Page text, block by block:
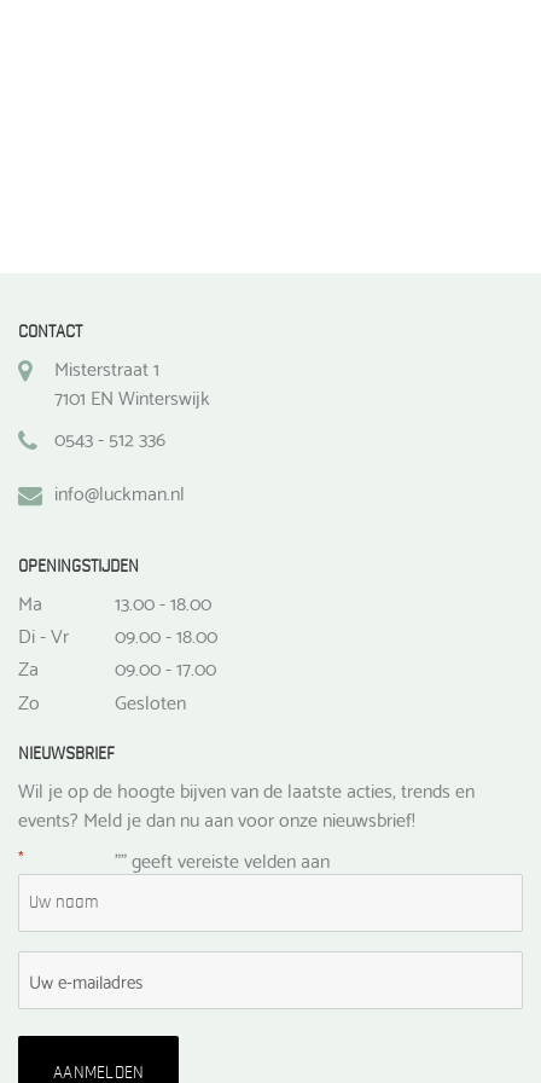
CONTACT
Misterstraat 1
7101 EN Winterswijk
0543 - 512 336
info@luckman.nl
OPENINGSTIJDEN
Ma
13.00 - 18.00
Di - Vr
09.00 - 18.00
Za
09.00 - 17.00
Zo
Gesloten
NIEUWSBRIEF
Wil je op de hoogte bijven van de laatste acties, trends en
events? Meld je dan nu aan voor onze nieuwsbrief!
"
* " geeft vereiste velden aan